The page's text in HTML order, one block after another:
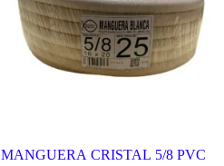
MANGUERA CRISTAL 5/8 PVC